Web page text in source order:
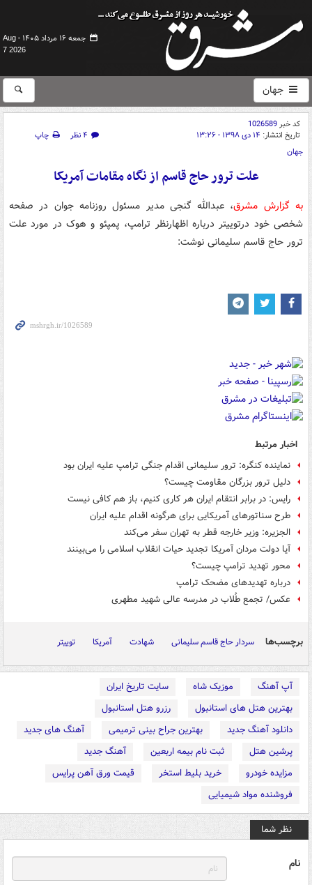
جمعه ۱۶ مرداد ۱۴۰۵ -
Aug
7 2026
جهان
کد خبر1026589
تاریخ انتشار: ۱۴ دی ۱۳۹۸ - ۱۳:۲۶ ۴ نظر
چاپ
جهان
علت ترور حاج قاسم از نگاه مقامات آمریکا
به گزارش مشرق، عبدالله گنجی مدیر مسئول روزنامه جوان در صفحه
شخصی خود درتوییتر درباره اظهارنظر ترامپ، پمپئو و هوک در مورد علت
ترور حاج قاسم سلیمانی نوشت:
اخبار مرتبط
نماینده کنگره: ترور سلیمانی اقدام جنگی ترامپ علیه ایران بود
دلیل ترور بزرگان مقاومت چیست؟
رایس: در برابر انتقام ایران هر کاری کنیم، باز هم کافی نیست
طرح سناتورهای آمریکایی برای هرگونه اقدام علیه ایران
الجزیره: وزیر خارجه قطر به تهران سفر می‌کند
آیا دولت مردان آمریکا تجدید حیات انقلاب اسلامی را می‌بینند
محور تهدید ترامپ چیست؟
درباره تهدیدهای مضحک ترامپ
عکس/ تجمع طُلاب در مدرسه عالی شهید مطهری
برچسب‌ها سردار حاج قاسم سلیمانی شهادت آمریکا توییتر
آپ آهنگ موزیک شاه
سایت تاریخ ایران
بهترین هتل های استانبول
رزرو هتل استانبول
دانلود آهنگ جدید
بهترین جراح بینی ترمیمی
آهنگ های جدید
پرشین هتل
ثبت نام بیمه اربعین
آهنگ جدید
مزایده خودرو
خرید بلیط استخر
قیمت ورق آهن پرایس
فروشنده مواد شیمیایی
نظر شما
نام